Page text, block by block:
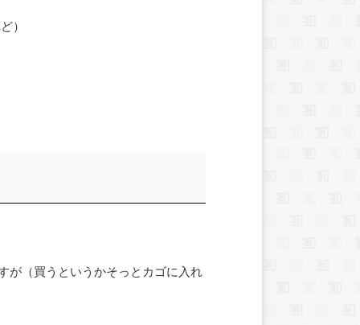
）
が（買うというかそっとカゴに入れ